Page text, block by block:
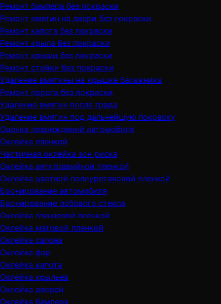
Ремонт бампера без покраски
Ремонт вмятин на двери без покраски
Ремонт капота без покраски
Ремонт крыла без покраски
Ремонт крыши без покраски
Ремонт стойки без покраски
Удаление вмятины на крышке багажника
Ремонт порога без покраски
Удаление вмятин после града
Удаление вмятин под дальнейшую покраску
Оценка повреждений автомобиля
Оклейка пленкой
Частичная оклейка зон риска
Оклейка антигравийной пленкой
Оклейка цветной полиуретановой пленкой
Бронирование автомобиля
Бронирование лобового стекла
Оклейка глянцевой пленкой
Оклейка матовой пленкой
Оклейка салона
Оклейка фар
Оклейка капота
Оклейка крыльев
Оклейка дверей
Оклейка бампера